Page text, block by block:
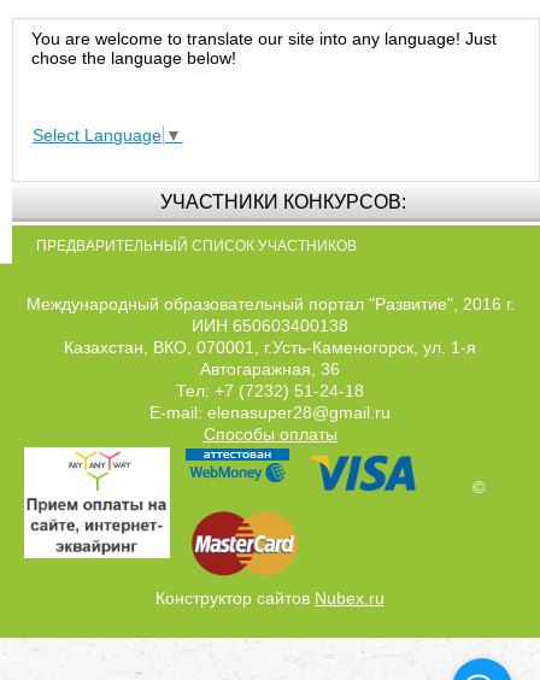
You are welcome to translate our site into any language! Just
chose the language below!
Select Language ▼
УЧАСТНИКИ КОНКУРСОВ:
ПРЕДВАРИТЕЛЬНЫЙ СПИСОК УЧАСТНИКОВ
Международный образовательный портал "Развитие", 2016 г.
ИИН 650603400138
Казахстан, ВКО, 070001, г.Усть-Каменогорск, ул. 1-я
Автогаражная, 36
Тел: +7 (7232) 51-24-18
E-mail: elenasuper28@gmail.ru
Способы оплаты
©
Конструктор сайтов Nubex.ru